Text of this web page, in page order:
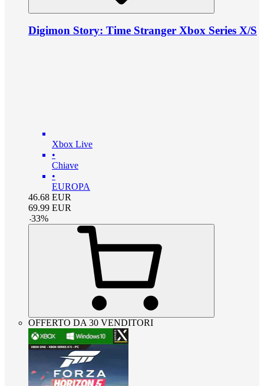
Digimon Story: Time Stranger Xbox Series X/S
Xbox Live
•
Chiave
•
EUROPA
46.68 EUR
69.99 EUR
-33%
OFFERTO DA 30 VENDITORI